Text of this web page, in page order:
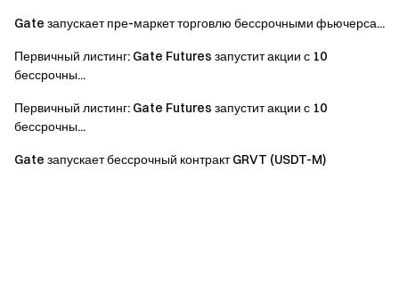
чтобы получать последние инсайты
Прозрачность и безопасность
Проверьте наше 100% подтверждение резервов
Gate запускает пре-маркет торговлю бессрочными фьючерса...
Первичный листинг: Gate Futures запустит акции с 10
бессрочны...
Первичный листинг: Gate Futures запустит акции с 10
бессрочны...
Gate запускает бессрочный контракт GRVT (USDT-M)